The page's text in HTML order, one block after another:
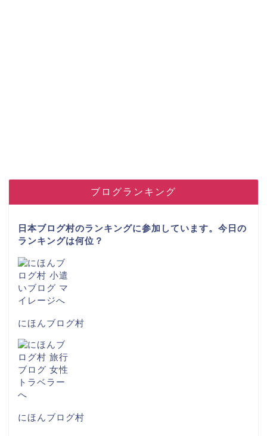
ブログランキング
日本ブログ村のランキングに参加しています。今日の
ランキングは何位？
にほんブログ村
にほんブログ村